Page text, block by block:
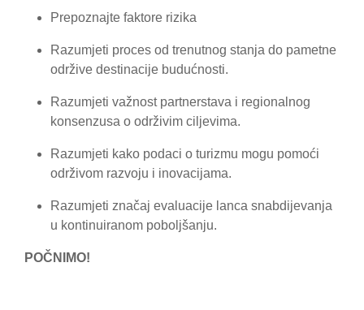
Prepoznajte faktore rizika
Razumjeti proces od trenutnog stanja do pametne
održive destinacije budućnosti.
Razumjeti važnost partnerstava i regionalnog
konsenzusa o održivim ciljevima.
Razumjeti kako podaci o turizmu mogu pomoći
održivom razvoju i inovacijama.
Razumjeti značaj evaluacije lanca snabdijevanja
u kontinuiranom poboljšanju.
POČNIMO!